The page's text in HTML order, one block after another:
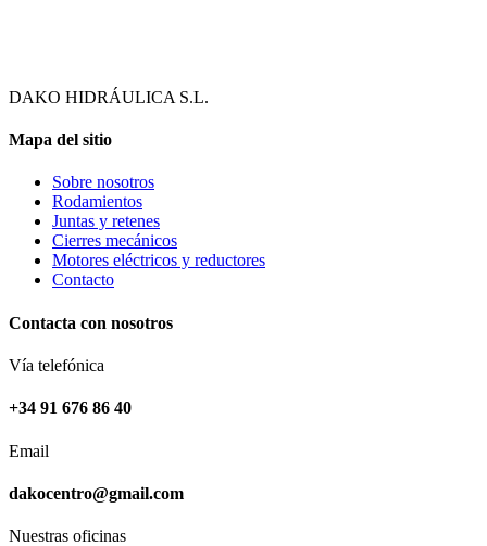
DAKO HIDRÁULICA S.L.
Mapa del sitio
Sobre nosotros
Rodamientos
Juntas y retenes
Cierres mecánicos
Motores eléctricos y reductores
Contacto
Contacta con nosotros
Vía telefónica
+34 91 676 86 40
Email
dakocentro@gmail.com
Nuestras oficinas